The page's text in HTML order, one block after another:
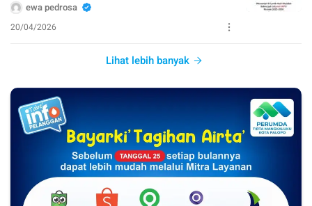
ewa pedrosa
20/04/2026
Lihat lebih banyak